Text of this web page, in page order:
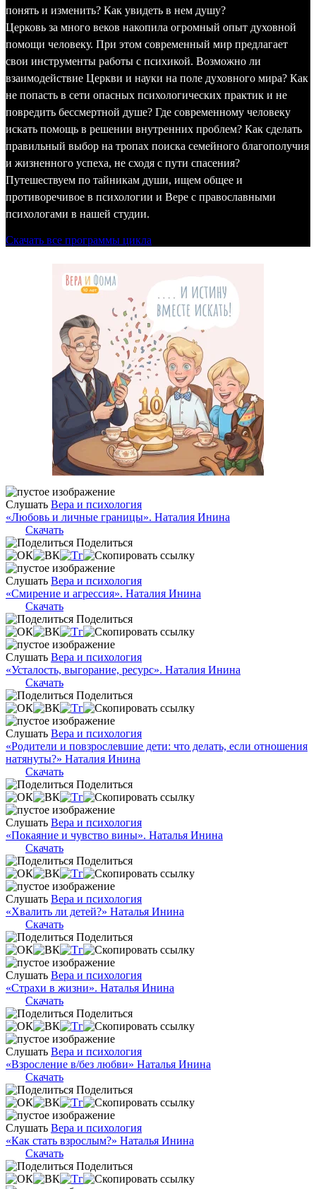
понять и изменить? Как увидеть в нем душу?
Церковь за много веков накопила огромный опыт духовной
помощи человеку. При этом современный мир предлагает
свои инструменты работы с психикой. Возможно ли
взаимодействие Церкви и науки на поле духовного мира? Как
не попасть в сети опасных психологических практик и не
повредить бессмертной душе? Где современному человеку
искать помощь в решении внутренних проблем? Как сделать
правильный выбор на тропах поиска семейного благополучия
и жизненного успеха, не сходя с пути спасения?
Путешествуем по тайникам души, ищем общее и
противоречивое в психологии и Вере с православными
психологами в нашей студии.
Скачать все программы цикла
Слушать Вера и психология
«Любовь и личные границы». Наталия Инина
Скачать
Поделиться
Слушать Вера и психология
«Смирение и агрессия». Наталия Инина
Скачать
Поделиться
Слушать Вера и психология
«Усталость, выгорание, ресурс». Наталия Инина
Скачать
Поделиться
Слушать Вера и психология
«Родители и повзрослевшие дети: что делать, если отношения
натянуты?» Наталия Инина
Скачать
Поделиться
Слушать Вера и психология
«Покаяние и чувство вины». Наталья Инина
Скачать
Поделиться
Слушать Вера и психология
«Хвалить ли детей?» Наталья Инина
Скачать
Поделиться
Слушать Вера и психология
«Страхи в жизни». Наталья Инина
Скачать
Поделиться
Слушать Вера и психология
«Взросление в/без любви» Наталья Инина
Скачать
Поделиться
Слушать Вера и психология
«Как стать взрослым?» Наталья Инина
Скачать
Поделиться